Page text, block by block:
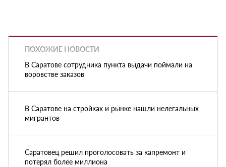
ПОХОЖИЕ НОВОСТИ
В Саратове сотрудника пункта выдачи поймали на
воровстве заказов
В Саратове на стройках и рынке нашли нелегальных
мигрантов
Саратовец решил проголосовать за капремонт и
потерял более миллиона